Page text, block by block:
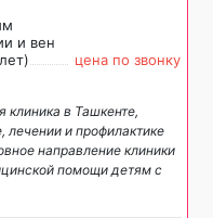
и вен
цена по звонку
в Ташкенте,
и профилактике
направление клиники
помощи детям с